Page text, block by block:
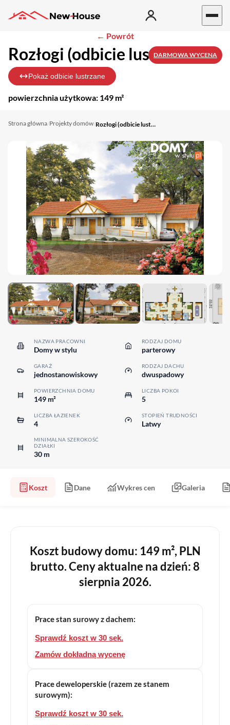
← Powrót
Rozłogi (odbicie lustrzane)
Pokaż odbicie lustrzane
powierzchnia użytkowa: 149 m²
Strona główna/Projekty domów/ Rozłogi (odbicie lustrzane)
NAZWA PRACOWNI
Domy w stylu
RODZAJ DOMU
parterowy
GARAŻ
jednostanowiskowy
RODZAJ DACHU
dwuspadowy
POWIERZCHNIA DOMU
149 m²
LICZBA POKOI
5
LICZBA ŁAZIENEK
4
STOPIEŃ TRUDNOŚCI
Latwy
MINIMALNA SZEROKOŚĆ
DZIAŁKI
30 m
Koszt Dane Wykres cen Galeria
Koszt budowy domu: 149 m², PLN
brutto. Ceny aktualne na dzień: 8
sierpnia 2026.
Prace stan surowy z dachem:
Sprawdź koszt w 30 sek.
Zamów dokładną wycenę
Prace deweloperskie (razem ze stanem
surowym):
Sprawdź koszt w 30 sek.
DARMOWA WYCENA